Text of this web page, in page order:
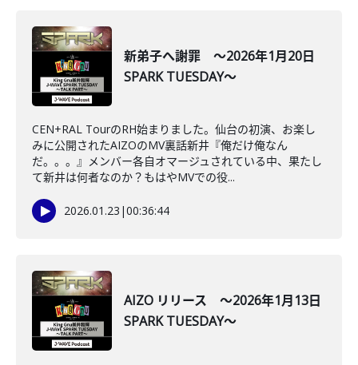
新弟子へ謝罪 ～2026年1月20日
SPARK TUESDAY～
CEN+RAL TourのRH始まりました。仙台の初演、お楽し
みに公開されたAIZOのMV裏話新井『俺だけ俺なん
だ。。。』メンバー各自オマージュされている中、果たし
て新井は何者なのか？もはやMVでの役...
2026.01.23 |00:36:44
AIZO リリース ～2026年1月13日
SPARK TUESDAY～